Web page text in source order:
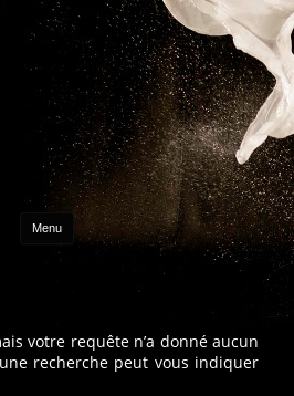
Menu Aller au contenu
votre requête n’a donné aucun
recherche peut vous indiquer